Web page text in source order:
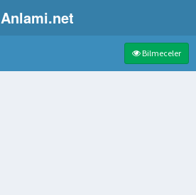
Anlami.net
Bilmeceler